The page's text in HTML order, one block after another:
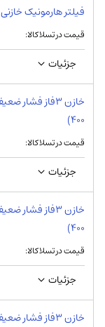
فیلتر هارمونیک خازنی 12.5کیلووار فراكوه HFR-7/400/12.5
قیمت در تسلاکالا:
جزئیات
400)
قیمت در تسلاکالا:
جزئیات
400)
قیمت در تسلاکالا:
جزئیات